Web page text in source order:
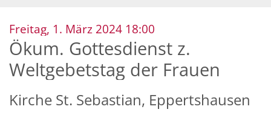
Freitag, 1. März 2024 18:00
Ökum. Gottesdienst z.
Weltgebetstag der Frauen
Kirche St. Sebastian, Eppertshausen